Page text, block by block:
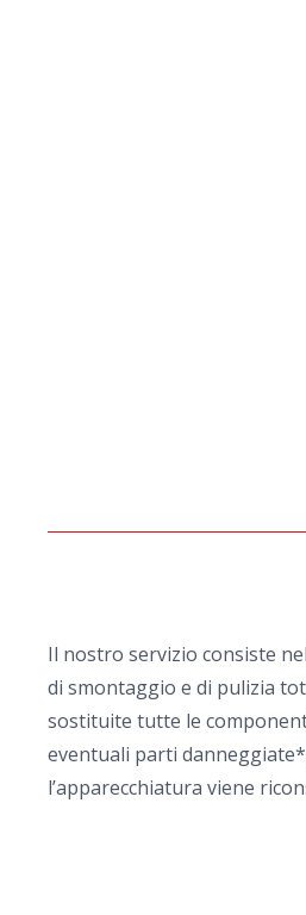
Il nostro servizio consiste
di smontaggio e di pulizia
sostituite tutte le
eventuali parti
l’apparecchiatura viene